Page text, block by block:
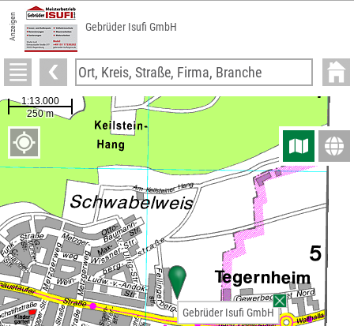
Anzeigen Gebrüder Isufi GmbH
Gebrüder Isufi GmbH